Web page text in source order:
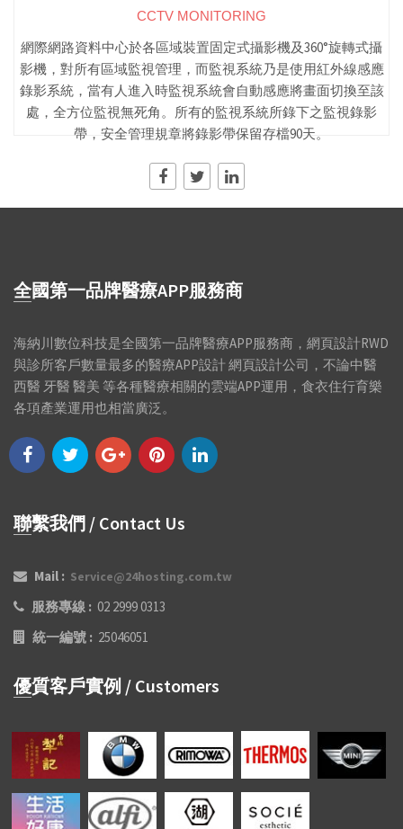
CCTV MONITORING
網際網路資料中心於各區域裝置固定式攝影機及360°旋轉式攝
影機，對所有區域監視管理，而監視系統乃是使用紅外線感應
錄影系統，當有人進入時監視系統會自動感應將畫面切換至該
處，全方位監視無死角。所有的監視系統所錄下之監視錄影
帶，安全管理規章將錄影帶保留存檔90天。
全國第一品牌醫療APP服務商
海納川數位科技是全國第一品牌醫療APP服務商，網頁設計RWD
與診所客戶數量最多的醫療APP設計 網頁設計公司，不論中醫
西醫 牙醫 醫美 等各種醫療相關的雲端APP運用，食衣住行育樂
各項產業運用也相當廣泛。
聯繫我們 / Contact Us
Mail : Service@24hosting.com.tw
服務專線 : 02 2999 0313
統一編號 : 25046051
優質客戶實例 / Customers